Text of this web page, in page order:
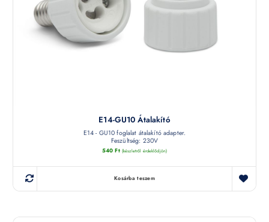
E14-GU10 Átalakító
E14 - GU10 foglalat átalakító adapter.
Feszültség: 230V
540Ft (készletről érdeklődjön)
Kosárba teszem